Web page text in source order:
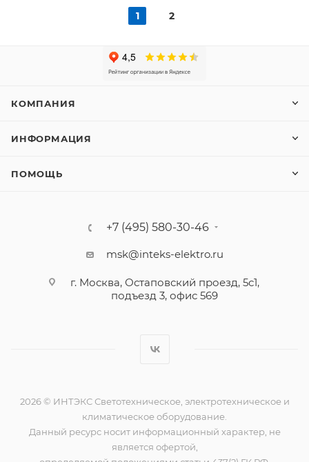
1 2
КОМПАНИЯ
ИНФОРМАЦИЯ
ПОМОЩЬ
+7 (495) 580-30-46
msk@inteks-elektro.ru
г. Москва, Остаповский проезд, 5с1,
подъезд 3, офис 569
2026 © ИНТЭКС Светотехническое, электротехническое и
климатическое оборудование.
Данный ресурс носит информационный характер, не
является офертой,